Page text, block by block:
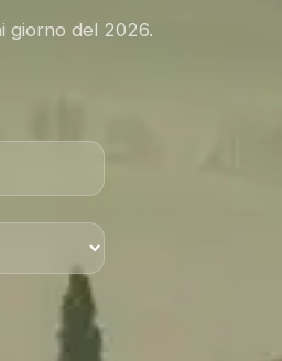
giorno del 2026.